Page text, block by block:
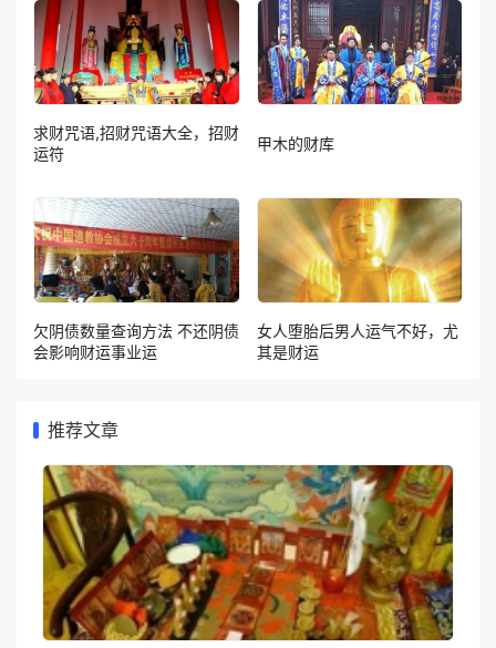
求财咒语,招财咒语大全，招财
运符
甲木的财库
欠阴债数量查询方法 不还阴债
会影响财运事业运
女人堕胎后男人运气不好，尤
其是财运
推荐文章